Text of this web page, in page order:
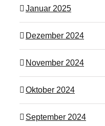
Januar 2025
Dezember 2024
November 2024
Oktober 2024
September 2024